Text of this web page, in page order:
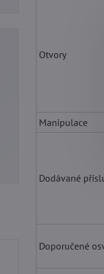
Otvory
Manipulace
Dodávané
Doporučené